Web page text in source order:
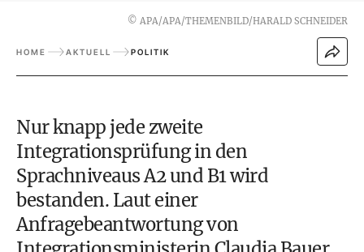
© APA/APA/THEMENBILD/HARALD SCHNEIDER
HOME AKTUELL POLITIK
Nur knapp jede zweite
Integrationsprüfung in den
Sprachniveaus A2 und B1 wird
bestanden. Laut einer
Anfragebeantwortung von